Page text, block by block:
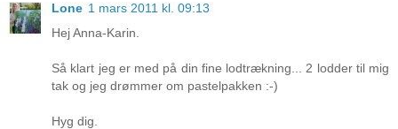
Lone 1 mars 2011 kl. 09:13
Hej Anna-Karin.
Så klart jeg er med på din fine lodtrækning... 2 lodder til mig
tak og jeg drømmer om pastelpakken :-)
Hyg dig.